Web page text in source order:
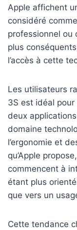
Apple affichent
considéré
professionnel ou
plus
l’accès à cette
Les utilisateurs
3S est idéal
deux
domaine
l’ergonomie et
qu’Apple
commencent à
étant plus
que vers un
Cette tendance